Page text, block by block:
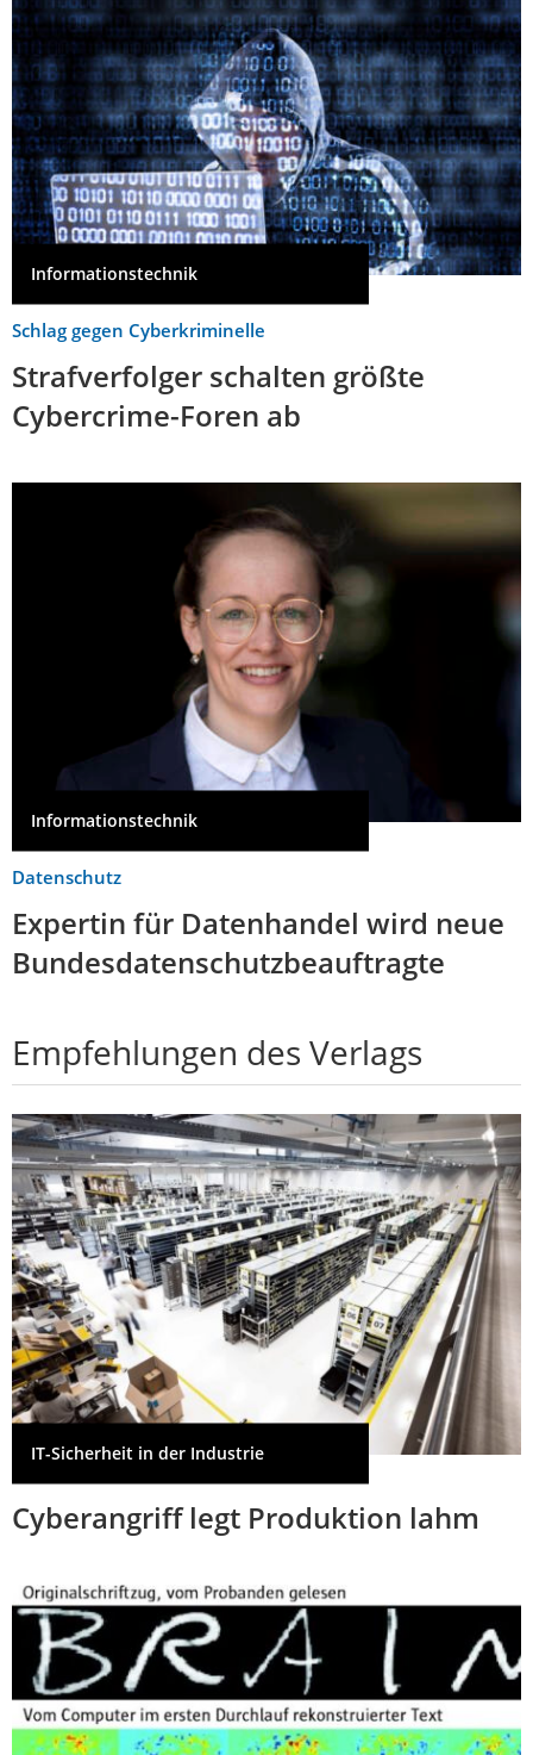
Informationstechnik
Schlag gegen Cyberkriminelle
Strafverfolger schalten größte
Cybercrime-Foren ab
Informationstechnik
Datenschutz
Expertin für Datenhandel wird neue
Bundesdatenschutzbeauftragte
Empfehlungen des Verlags
IT-Sicherheit in der Industrie
Cyberangriff legt Produktion lahm